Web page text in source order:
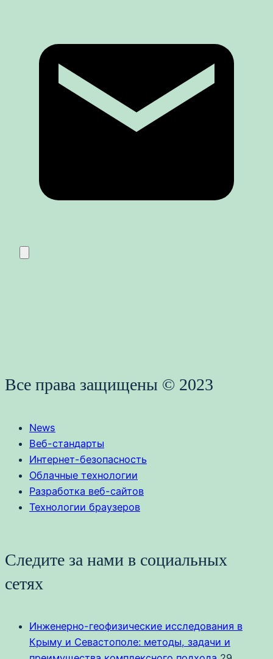
Все права защищены © 2023
News
Веб-стандарты
Интернет-безопасность
Облачные технологии
Разработка веб-сайтов
Технологии браузеров
Следите за нами в социальных
сетях
Инженерно-геофизические исследования в
Крыму и Севастополе: методы, задачи и